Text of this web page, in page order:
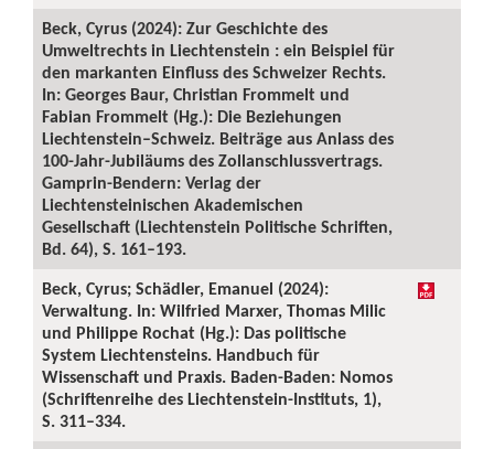
Beck, Cyrus (2024): Zur Geschichte des
Umweltrechts in Liechtenstein : ein Beispiel für
den markanten Einfluss des Schweizer Rechts.
In: Georges Baur, Christian Frommelt und
Fabian Frommelt (Hg.): Die Beziehungen
Liechtenstein–Schweiz. Beiträge aus Anlass des
100-Jahr-Jubiläums des Zollanschlussvertrags.
Gamprin-Bendern: Verlag der
Liechtensteinischen Akademischen
Gesellschaft (Liechtenstein Politische Schriften,
Bd. 64), S. 161–193.
Beck, Cyrus; Schädler, Emanuel (2024):
Verwaltung. In: Wilfried Marxer, Thomas Milic
und Philippe Rochat (Hg.): Das politische
System Liechtensteins. Handbuch für
Wissenschaft und Praxis. Baden-Baden: Nomos
(Schriftenreihe des Liechtenstein-Instituts, 1),
S. 311–334.